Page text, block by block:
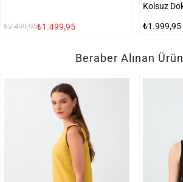
₺2.499,95₺1.499,95
Kolsuz
₺1.999,95
Beraber Alınan